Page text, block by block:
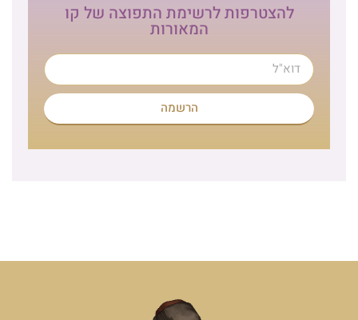
להצטרפות לרשימת התפוצה של קו
המאורות
הרשמה